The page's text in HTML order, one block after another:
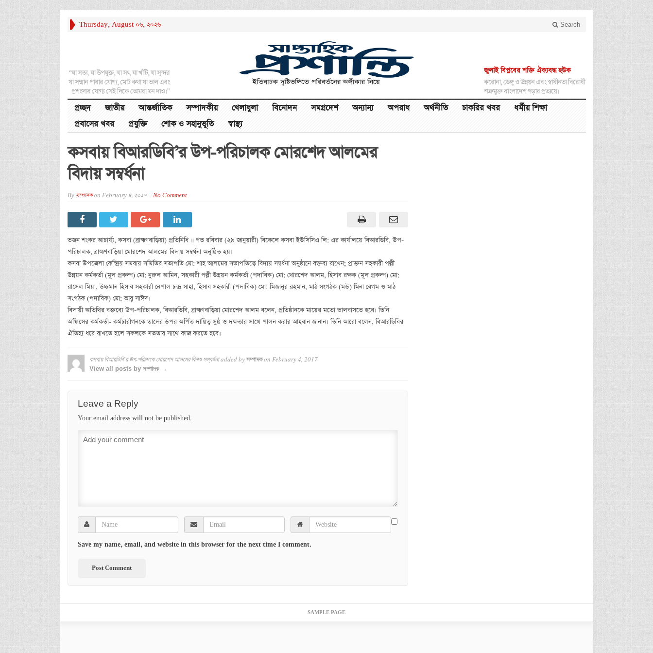
Thursday, August 06, 2026 Search
“যা সত্য, যা উপযুক্ত, যা সৎ, যা খাঁটি, যা সুন্দর
যা সম্মান পাবার যোগ্য, মোট কথা যা ভাল এবং
প্রশংসার যোগ্য সেই দিকে তোমরা মন দাও।”
জুলাই বিপ্লবের শক্তি ঐক্যবদ্ধ হউক
করোনা, ডেঙ্গু ও উন্নয়ন এবং স্বাধীনতা বিরোধী
শত্রুমুক্ত বাংলাদেশ গড়ার প্রত্যয়ে।
প্রচ্ছদ জাতীয় আন্তর্জাতিক সম্পাদকীয় খেলাধুলা বিনোদন সমগ্রদেশ অন্যান্য অপরাধ অর্থনীতি চাকরির খবর
ধর্মীয় শিক্ষা
প্রবাসের খবর
প্রযুক্তি শোক ও সহানুভূতি স্বাস্থ্য
কসবায় বিআরডিবি’র উপ-পরিচালক মোরশেদ আলমের
বিদায় সম্বর্ধনা
By সম্পাদকon February 4, 2017 No Comment
ভজন শংকর আচার্য্য, কসবা (ব্রাহ্মণবাড়িয়া) প্রতিনিধি ॥ গত রবিবার (২৯ জানুয়ারী) বিকেলে কসবা ইউসিসিএ লি: এর কার্যালয়ে বিআরডিবি, উপ-
পরিচালক, ব্রাহ্মণবাড়িয়া মোরশেদ আলমের বিদায় সম্বর্ধনা অনুষ্ঠিত হয়।
কসবা উপজেলা কেন্দ্রিয় সমবায় সমিতির সভাপতি মো: শাহ আলমের সভাপতিত্বে বিদায় সম্বর্ধনা অনুষ্ঠানে বক্তব্য রাখেন; প্রাক্তন সহকারী পল্লী
উন্নয়ন কর্মকর্তা (মূল প্রকল্প) মো: নুরুল আমিন, সহকারী পল্লী উন্নয়ন কর্মকর্তা (পদাবিক) মো: খোরশেদ আলম, হিসাব রক্ষক (মূল প্রকল্প) মো:
রাসেল মিয়া, উচ্চমান হিসাব সহকারী নেপাল চন্দ্র সাহা, হিসাব সহকারী (পদাবিক) মো: মিজানুর রহমান, মাঠ সংগঠক (মউ) মিনা বেগম ও মাঠ
সংগঠক (পদাবিক) মো: আবু সাঈদ।
বিদায়ী অতিথির বক্তব্যে উপ-পরিচালক, বিআরডিবি, ব্রাহ্মণবাড়িয়া মোরশেদ আলম বলেন, প্রতিষ্ঠানকে মায়ের মতো ভালবাসতে হবে। তিনি
অফিসের কর্মকর্তা- কর্মচারীগনকে তাদের উপর অর্পিত দায়িত্ব সুষ্ঠ ও দক্ষতার সাথে পালন করার আহবান জানান। তিনি আরো বলেন, বিআরডিবির
ঐতিহ্য ধরে রাখতে হলে সকলকে সততার সাথে কাজ করতে হবে।
কসবায় বিআরডিবি’র উপ-পরিচালক মোরশেদ আলমের বিদায় সম্বর্ধনাadded by সম্পাদকon February 4, 2017
View all posts by সম্পাদক →
Leave a Reply
Your email address will not be published.
Save my name, email, and website in this browser for the next time I comment.
SAMPLE PAGE